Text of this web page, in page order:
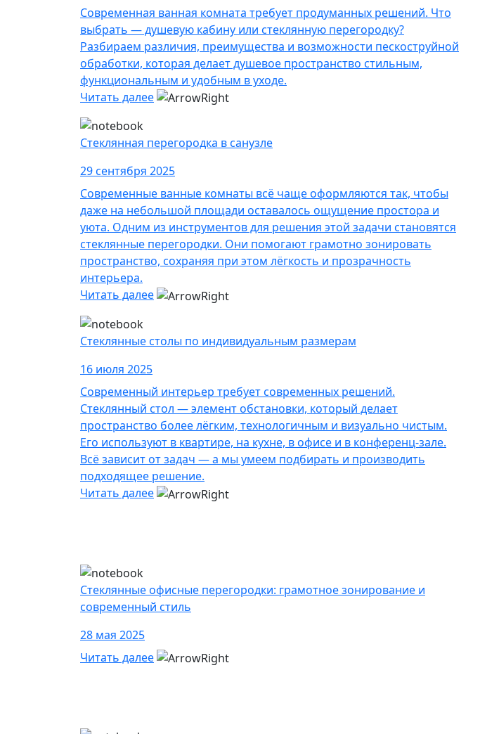
Современная ванная комната требует продуманных решений. Что
выбрать — душевую кабину или стеклянную перегородку?
Разбираем различия, преимущества и возможности пескоструйной
обработки, которая делает душевое пространство стильным,
функциональным и удобным в уходе.
Читать далее
Стеклянная перегородка в санузле
29 сентября 2025
Современные ванные комнаты всё чаще оформляются так, чтобы
даже на небольшой площади оставалось ощущение простора и
уюта. Одним из инструментов для решения этой задачи становятся
стеклянные перегородки. Они помогают грамотно зонировать
пространство, сохраняя при этом лёгкость и прозрачность
интерьера.
Читать далее
Стеклянные столы по индивидуальным размерам
16 июля 2025
Современный интерьер требует современных решений.
Стеклянный стол — элемент обстановки, который делает
пространство более лёгким, технологичным и визуально чистым.
Его используют в квартире, на кухне, в офисе и в конференц-зале.
Всё зависит от задач — а мы умеем подбирать и производить
подходящее решение.
Читать далее
Стеклянные офисные перегородки: грамотное зонирование и
современный стиль
28 мая 2025
Читать далее